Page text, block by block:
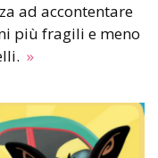
ad accontentare
più fragili e meno
»